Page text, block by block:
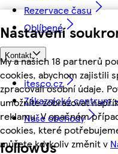
Nastavení
My a našich 18 partnerů
cookies, abychom zajistili
zpracovali osobní údaje.
umožníte zobrazovat
reklamu. V opačném
cookies, které
můžete kdykoliv změnit v
Rezervace času
Oblíbené
Kontakt
itesco.cz
Zákaznické centrum
Naše obchody
followUs